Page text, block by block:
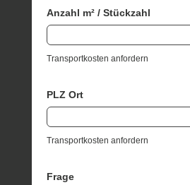
Anzahl m² / Stückzahl
Transportkosten anfordern
PLZ Ort
Transportkosten anfordern
Frage